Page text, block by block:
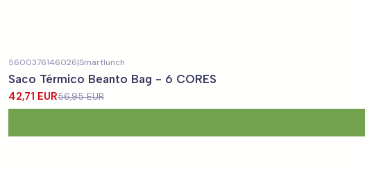
DESCONTO
5600376146026|Smartlunch
Saco Térmico Beanto Bag - 6 CORES
42,71 EUR56,95 EUR